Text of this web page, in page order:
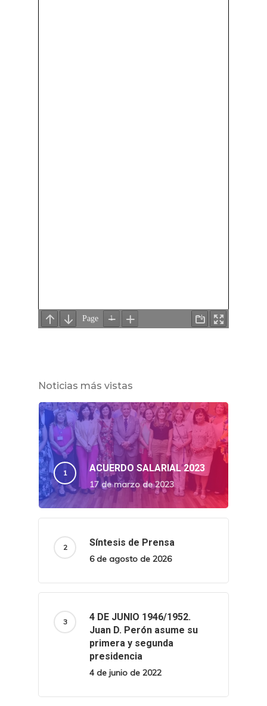
Noticias más vistas
ACUERDO SALARIAL 2023
17 de marzo de 2023
Síntesis de Prensa
6 de agosto de 2026
4 DE JUNIO 1946/1952.
Juan D. Perón asume su
primera y segunda
presidencia
4 de junio de 2022